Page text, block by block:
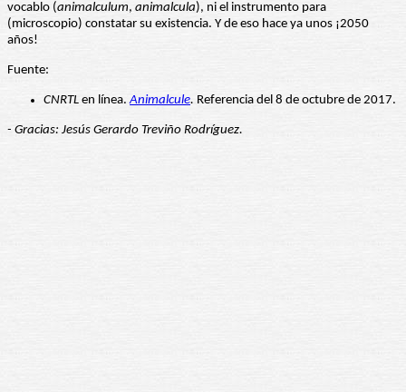
vocablo (animalculum, animalcula), ni el instrumento para
(microscopio) constatar su existencia. Y de eso hace ya unos ¡2050
años!
Fuente:
CNRTL en línea.Animalcule. Referencia del 8 de octubre de 2017.
- Gracias: Jesús Gerardo Treviño Rodríguez.